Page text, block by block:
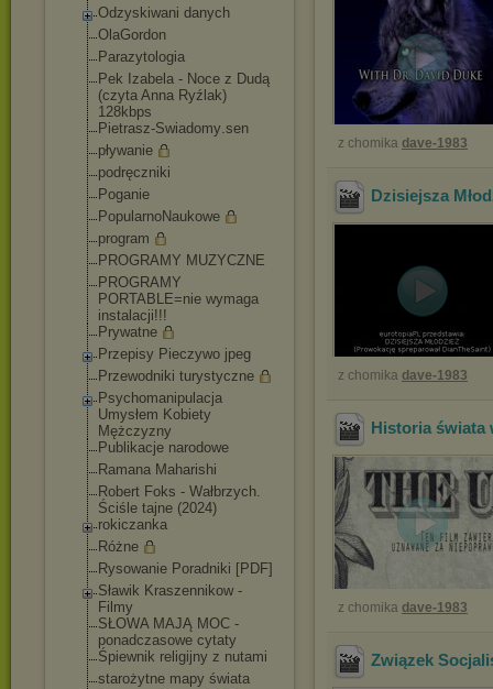
Odzyskiwani danych
OlaGordon
Parazytologia
Pek Izabela - Noce z Dudą
(czyta Anna Ryźlak)
128kbps
Pietrasz-Swiadomy.sen
pływanie
podręczniki
Poganie
PopularnoNaukowe
program
PROGRAMY MUZYCZNE
PROGRAMY
PORTABLE=nie wymaga
instalacji!!!
Prywatne
Przepisy Pieczywo jpeg
Przewodniki turystyczne
Psychomanipulacja
Umysłem Kobiety
Mężczyzny
Publikacje narodowe
Ramana Maharishi
Robert Foks - Wałbrzych.
Ściśle tajne (2024)
rokiczanka
Różne
Rysowanie Poradniki [PDF]
Sławik Kraszennikow -
Filmy
SŁOWA MAJĄ MOC -
ponadczasowe cytaty
Śpiewnik religijny z nutami
starożytne mapy świata
z chomika dave-1983
Dzisiejsza
z chomika dave-1983
Historia świata
z chomika dave-1983
Związek